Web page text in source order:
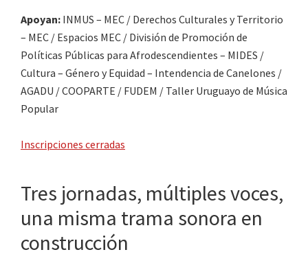
Apoyan: INMUS – MEC / Derechos Culturales y Territorio
– MEC / Espacios MEC / División de Promoción de
Políticas Públicas para Afrodescendientes – MIDES /
Cultura – Género y Equidad – Intendencia de Canelones /
AGADU / COOPARTE / FUDEM / Taller Uruguayo de Música
Popular
Inscripciones cerradas
Tres jornadas, múltiples voces,
una misma trama sonora en
construcción